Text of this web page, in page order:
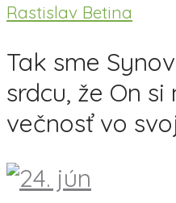
Rastislav Betina
Tak sme
srdcu, že On
večnosť vo